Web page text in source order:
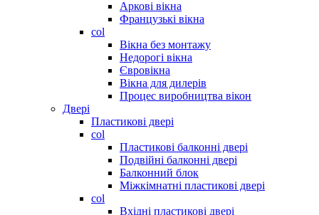
Аркові вікна
Французькі вікна
col
Вікна без монтажу
Недорогі вікна
Євровікна
Вікна для дилерів
Процес виробництва вікон
Двері
Пластикові двері
col
Пластикові балконні двері
Подвійні балконні двері
Балконний блок
Міжкімнатні пластикові двері
col
Вхідні пластикові двері